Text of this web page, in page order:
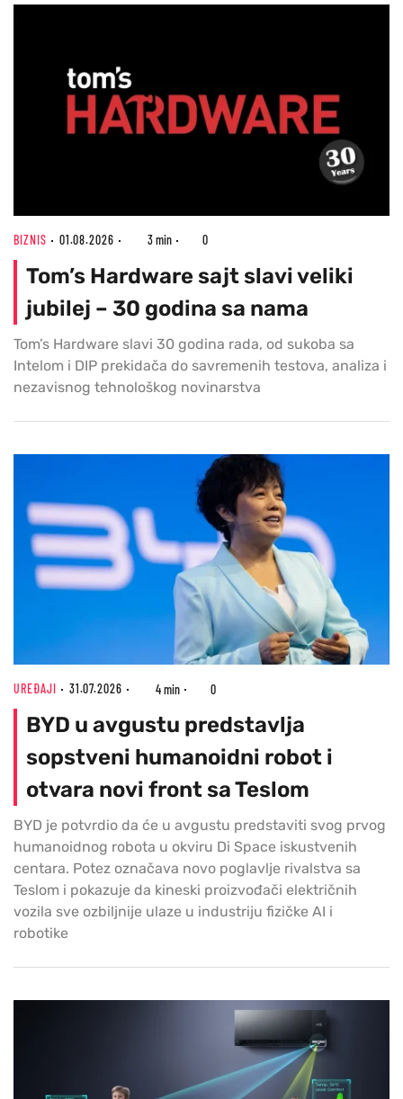
BIZNIS 01.08.2026 3 min 0
Tom’s Hardware sajt slavi veliki
jubilej – 30 godina sa nama
Tom’s Hardware slavi 30 godina rada, od sukoba sa
Intelom i DIP prekidača do savremenih testova, analiza i
nezavisnog tehnološkog novinarstva
UREĐAJI 31.07.2026 4 min 0
BYD u avgustu predstavlja
sopstveni humanoidni robot i
otvara novi front sa Teslom
BYD je potvrdio da će u avgustu predstaviti svog prvog
humanoidnog robota u okviru Di Space iskustvenih
centara. Potez označava novo poglavlje rivalstva sa
Teslom i pokazuje da kineski proizvođači električnih
vozila sve ozbiljnije ulaze u industriju fizičke AI i
robotike